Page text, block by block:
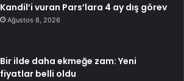
Kandil’i vuran Pars’lara 4 ay dış görev
Ağustos 8, 2026
Bir ilde daha ekmeğe zam: Yeni
fiyatlar belli oldu